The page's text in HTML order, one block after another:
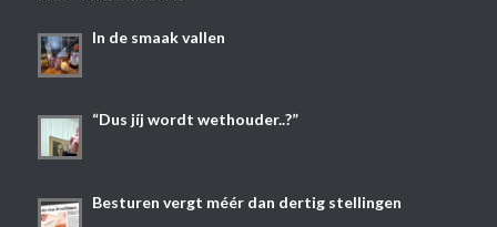
In de smaak vallen
“Dus jíj wordt wethouder..?”
Besturen vergt méér dan dertig stellingen